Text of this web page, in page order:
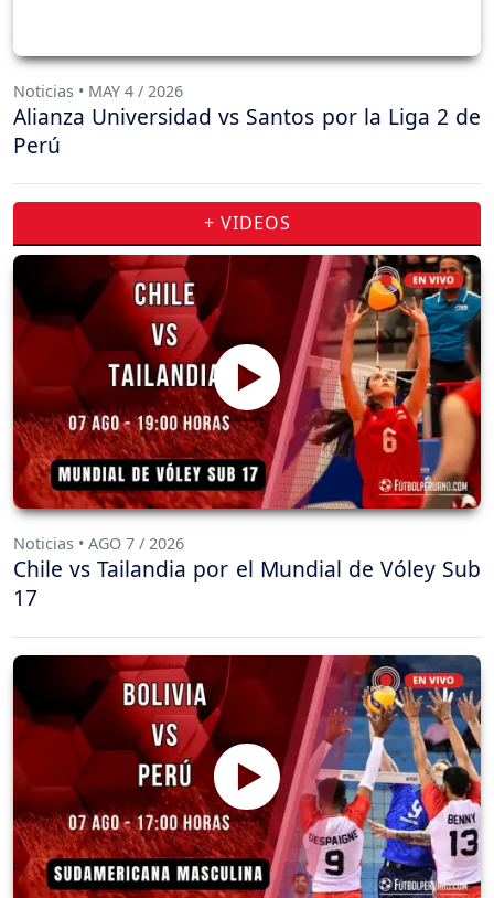
Noticias • MAY 4 / 2026
Alianza Universidad vs Santos por la Liga 2 de
Perú
+ VIDEOS
Noticias • AGO 7 / 2026
Chile vs Tailandia por el Mundial de Vóley Sub
17